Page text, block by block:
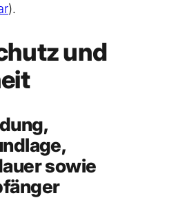
).
und
sowie